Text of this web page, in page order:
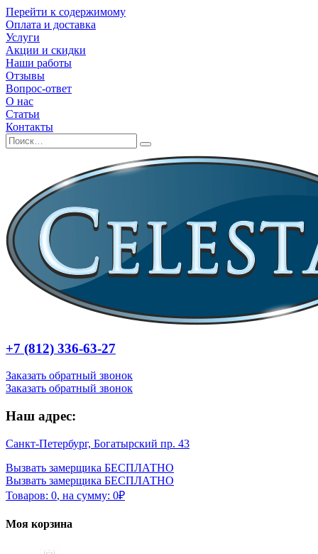
Перейти к содержимому
Оплата и доставка
Услуги
Акции и скидки
Наши работы
Отзывы
Вопрос-ответ
О нас
Статьи
Контакты
+7 (812) 336-63-27
Заказать обратный звонок
Заказать обратный звонок
Наш адрес:
Санкт-Петербург, Богатырский пр. 43
Вызвать замерщика БЕСПЛАТНО
Вызвать замерщика БЕСПЛАТНО
Товаров: 0, на сумму: 0₽
Моя корзина